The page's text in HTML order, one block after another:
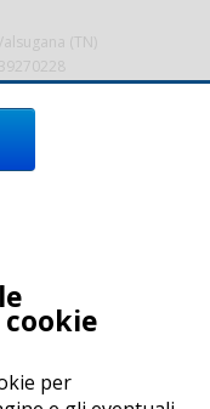
(TN)
per